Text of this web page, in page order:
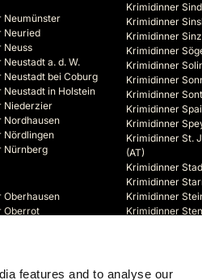
features and to analyse our
Neumünster
Neuried
Neuss
a. d. W.
Neustadt bei Coburg
Neustadt in Holstein
Niederzier
Nordhausen
Nördlingen
Nürnberg
Oberhausen
Oberrot
Offenbach
Krimidinner
Krimidinner
Krimidinner
Krimidinner
Krimidinner
Krimidinner
Krimidinner
Krimidinner
Krimidinner
Krimidinner St.
(AT)
Krimidinner
Krimidinner
Krimidinner
Krimidinner
Krimidinner
Krimidinner